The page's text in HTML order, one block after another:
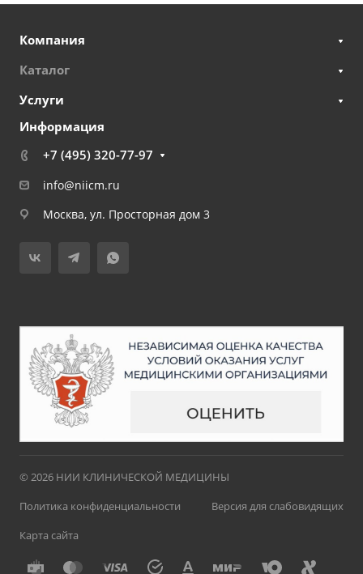
Компания
Каталог
Услуги
Информация
+7 (495) 320-77-97
info@niicm.ru
Москва, ул. Просторная дом 3
© 2026 НИИ КЛИНИЧЕСКОЙ МЕДИЦИНЫ
Политика конфиденциальности
Версия для слабовидящих
Карта сайта